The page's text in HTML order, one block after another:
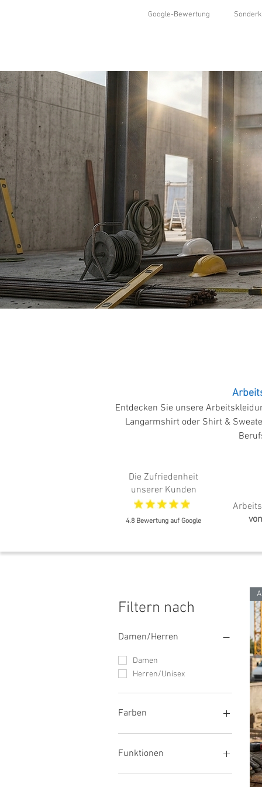
Google-Bewertung
Entdecken Sie unsere
Langarmshirt oder Shirt &
Die Zufriedenheit
unserer Kunden
4.8 Bewertung auf Google
Filtern nach
Damen/Herren
Damen
Herren/Unisex
Farben
Grün
Blau
Rot
Funktionen
Stretch/Gummibund